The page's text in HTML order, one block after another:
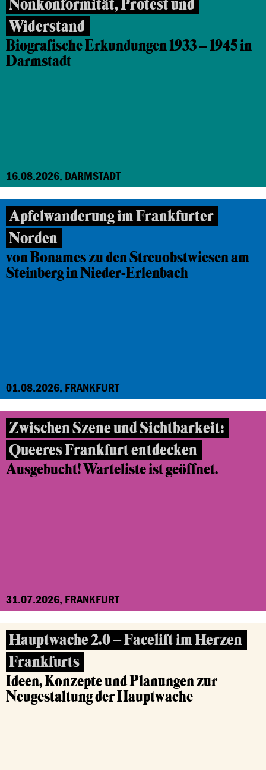
Nonkonformität, Protest und
Widerstand
Biografische Erkundungen 1933 – 1945 in
Darmstadt
16.08.2026, DARMSTADT
Apfelwanderung im Frankfurter
Norden
von Bonames zu den Streuobstwiesen am
Steinberg in Nieder-Erlenbach
01.08.2026, FRANKFURT
Zwischen Szene und Sichtbarkeit:
Queeres Frankfurt entdecken
Ausgebucht! Warteliste ist geöffnet.
31.07.2026, FRANKFURT
Hauptwache 2.0 – Facelift im Herzen
Frankfurts
Ideen, Konzepte und Planungen zur
Neugestaltung der Hauptwache